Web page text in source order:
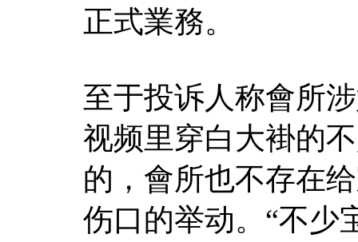
正式業務。
至于投诉人称會所
视频里穿白大褂的
的，會所也不存在
伤口的举动。“不少